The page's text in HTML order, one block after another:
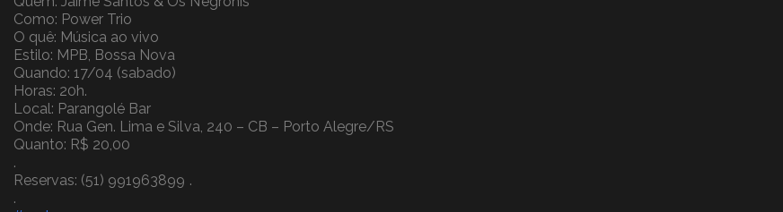
Como: Power Trio
O quê: Música ao vivo
Estilo: MPB, Bossa Nova
Quando: 17/04 (sabado)
Horas: 20h.
Local: Parangolé Bar
Onde: Rua Gen. Lima e Silva, 240 – CB – Porto Alegre/RS
Quanto: R$ 20,00
.
Reservas: (51) 991963899 .
.